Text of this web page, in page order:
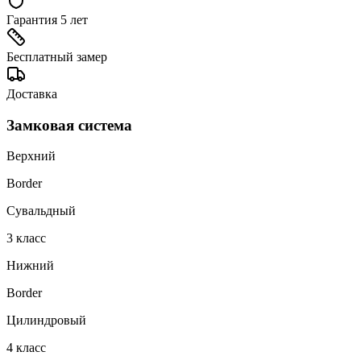
Гарантия 5 лет
Бесплатный замер
Доставка
Замковая система
Верхний
Border
Сувальдный
3 класс
Нижний
Border
Цилиндровый
4 класс